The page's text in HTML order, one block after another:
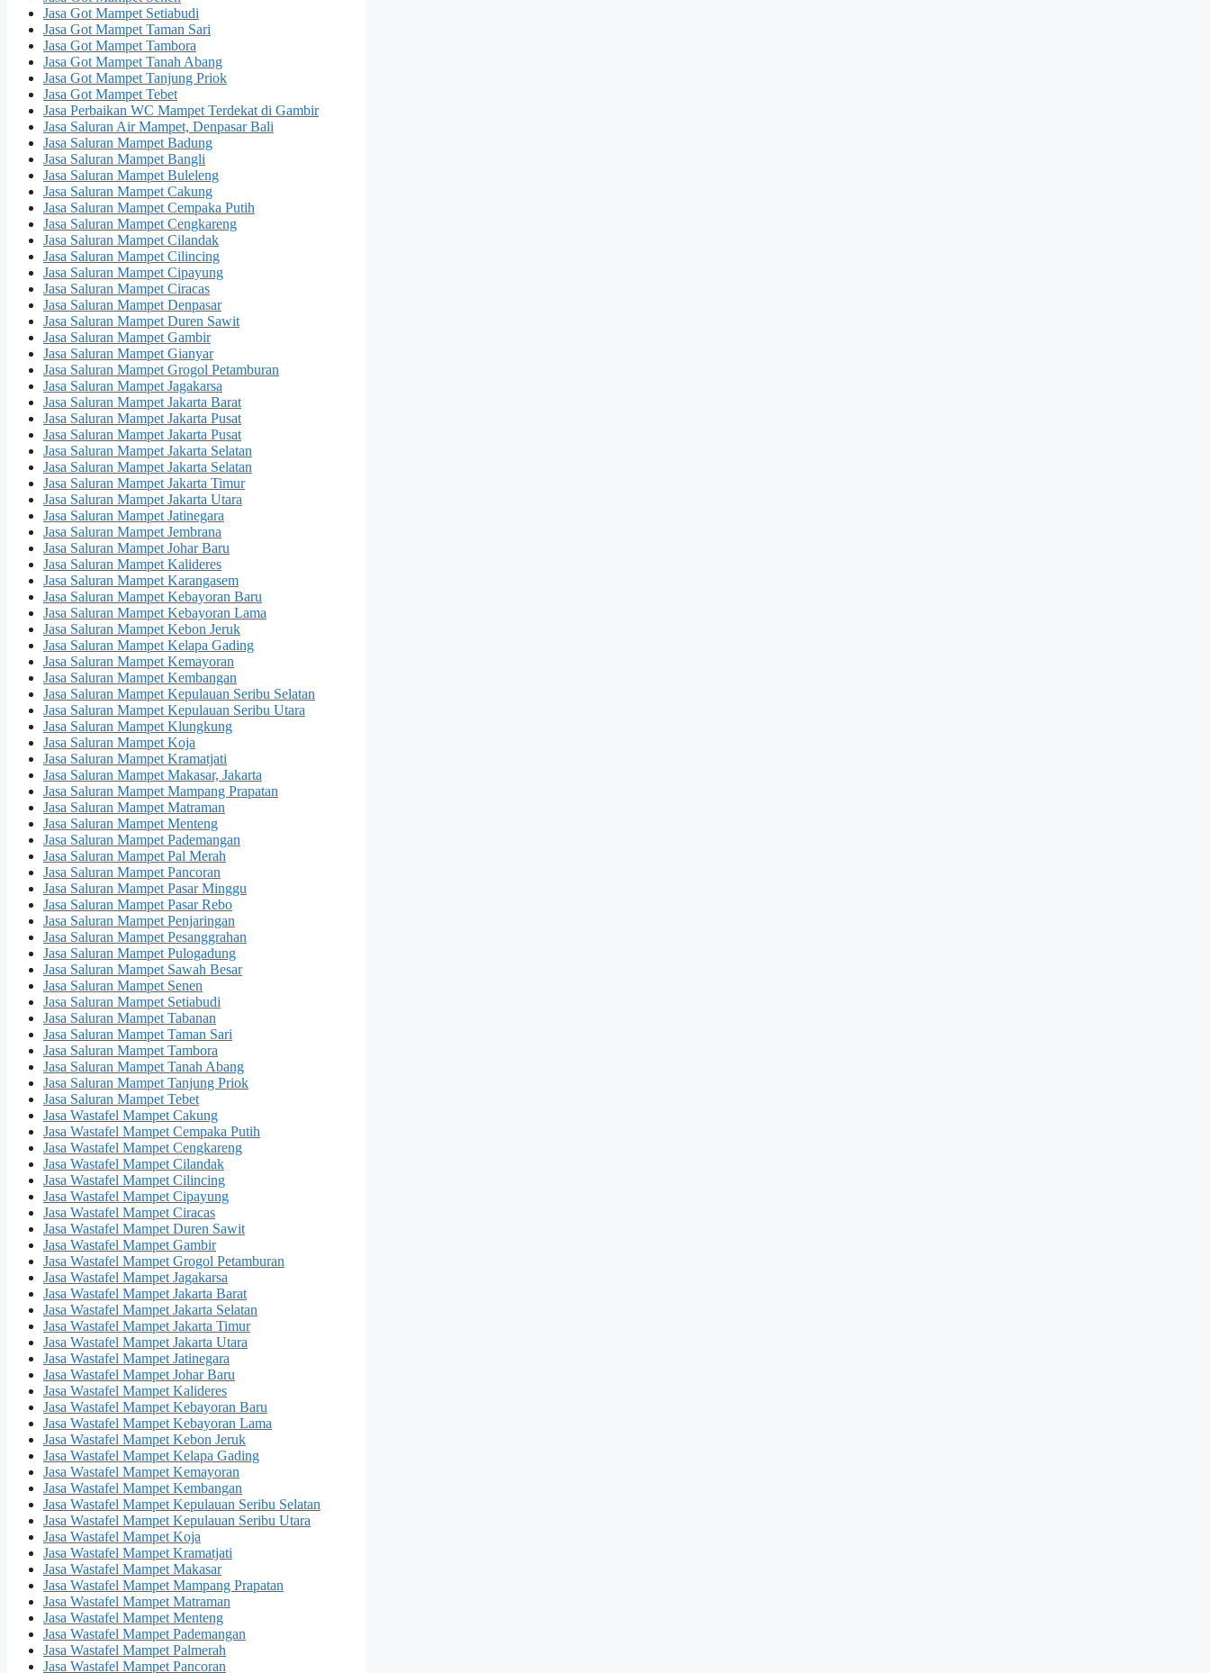
Jasa Got Mampet Setiabudi
Jasa Got Mampet Taman Sari
Jasa Got Mampet Tambora
Jasa Got Mampet Tanah Abang
Jasa Got Mampet Tanjung Priok
Jasa Got Mampet Tebet
Jasa Perbaikan WC Mampet Terdekat di Gambir
Jasa Saluran Air Mampet, Denpasar Bali
Jasa Saluran Mampet Badung
Jasa Saluran Mampet Bangli
Jasa Saluran Mampet Buleleng
Jasa Saluran Mampet Cakung
Jasa Saluran Mampet Cempaka Putih
Jasa Saluran Mampet Cengkareng
Jasa Saluran Mampet Cilandak
Jasa Saluran Mampet Cilincing
Jasa Saluran Mampet Cipayung
Jasa Saluran Mampet Ciracas
Jasa Saluran Mampet Denpasar
Jasa Saluran Mampet Duren Sawit
Jasa Saluran Mampet Gambir
Jasa Saluran Mampet Gianyar
Jasa Saluran Mampet Grogol Petamburan
Jasa Saluran Mampet Jagakarsa
Jasa Saluran Mampet Jakarta Barat
Jasa Saluran Mampet Jakarta Pusat
Jasa Saluran Mampet Jakarta Pusat
Jasa Saluran Mampet Jakarta Selatan
Jasa Saluran Mampet Jakarta Selatan
Jasa Saluran Mampet Jakarta Timur
Jasa Saluran Mampet Jakarta Utara
Jasa Saluran Mampet Jatinegara
Jasa Saluran Mampet Jembrana
Jasa Saluran Mampet Johar Baru
Jasa Saluran Mampet Kalideres
Jasa Saluran Mampet Karangasem
Jasa Saluran Mampet Kebayoran Baru
Jasa Saluran Mampet Kebayoran Lama
Jasa Saluran Mampet Kebon Jeruk
Jasa Saluran Mampet Kelapa Gading
Jasa Saluran Mampet Kemayoran
Jasa Saluran Mampet Kembangan
Jasa Saluran Mampet Kepulauan Seribu Selatan
Jasa Saluran Mampet Kepulauan Seribu Utara
Jasa Saluran Mampet Klungkung
Jasa Saluran Mampet Koja
Jasa Saluran Mampet Kramatjati
Jasa Saluran Mampet Makasar, Jakarta
Jasa Saluran Mampet Mampang Prapatan
Jasa Saluran Mampet Matraman
Jasa Saluran Mampet Menteng
Jasa Saluran Mampet Pademangan
Jasa Saluran Mampet Pal Merah
Jasa Saluran Mampet Pancoran
Jasa Saluran Mampet Pasar Minggu
Jasa Saluran Mampet Pasar Rebo
Jasa Saluran Mampet Penjaringan
Jasa Saluran Mampet Pesanggrahan
Jasa Saluran Mampet Pulogadung
Jasa Saluran Mampet Sawah Besar
Jasa Saluran Mampet Senen
Jasa Saluran Mampet Setiabudi
Jasa Saluran Mampet Tabanan
Jasa Saluran Mampet Taman Sari
Jasa Saluran Mampet Tambora
Jasa Saluran Mampet Tanah Abang
Jasa Saluran Mampet Tanjung Priok
Jasa Saluran Mampet Tebet
Jasa Wastafel Mampet Cakung
Jasa Wastafel Mampet Cempaka Putih
Jasa Wastafel Mampet Cengkareng
Jasa Wastafel Mampet Cilandak
Jasa Wastafel Mampet Cilincing
Jasa Wastafel Mampet Cipayung
Jasa Wastafel Mampet Ciracas
Jasa Wastafel Mampet Duren Sawit
Jasa Wastafel Mampet Gambir
Jasa Wastafel Mampet Grogol Petamburan
Jasa Wastafel Mampet Jagakarsa
Jasa Wastafel Mampet Jakarta Barat
Jasa Wastafel Mampet Jakarta Selatan
Jasa Wastafel Mampet Jakarta Timur
Jasa Wastafel Mampet Jakarta Utara
Jasa Wastafel Mampet Jatinegara
Jasa Wastafel Mampet Johar Baru
Jasa Wastafel Mampet Kalideres
Jasa Wastafel Mampet Kebayoran Baru
Jasa Wastafel Mampet Kebayoran Lama
Jasa Wastafel Mampet Kebon Jeruk
Jasa Wastafel Mampet Kelapa Gading
Jasa Wastafel Mampet Kemayoran
Jasa Wastafel Mampet Kembangan
Jasa Wastafel Mampet Kepulauan Seribu Selatan
Jasa Wastafel Mampet Kepulauan Seribu Utara
Jasa Wastafel Mampet Koja
Jasa Wastafel Mampet Kramatjati
Jasa Wastafel Mampet Makasar
Jasa Wastafel Mampet Mampang Prapatan
Jasa Wastafel Mampet Matraman
Jasa Wastafel Mampet Menteng
Jasa Wastafel Mampet Pademangan
Jasa Wastafel Mampet Palmerah
Jasa Wastafel Mampet Pancoran